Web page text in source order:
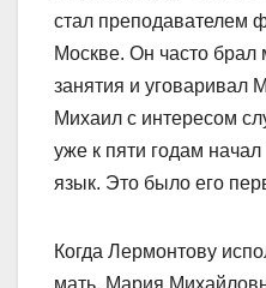
стал преподавателем
Москве. Он часто брал
занятия и уговаривал
Михаил с интересом
уже к пяти годам
язык. Это было его
Когда Лермонтову
мать, Мария